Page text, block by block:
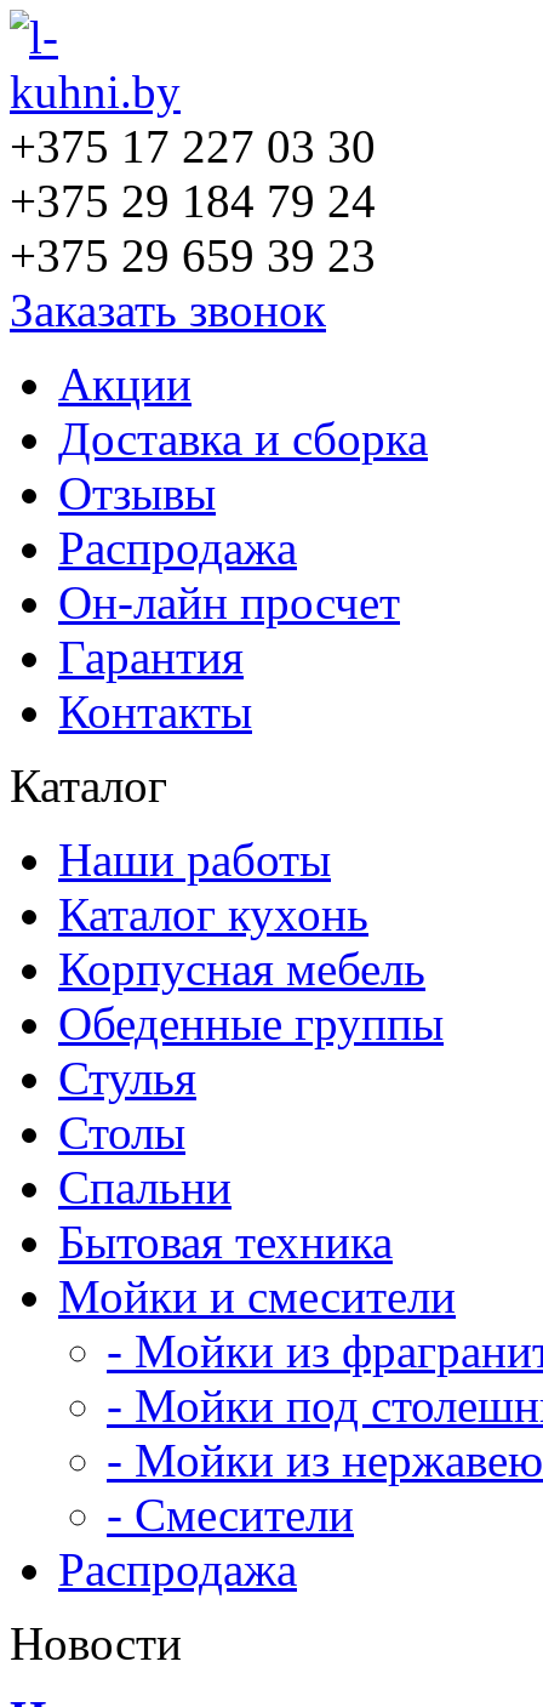
+375 17 227 03 30
+375 29 184 79 24
+375 29 659 39 23
Заказать звонок
Акции
Доставка и сборка
Отзывы
Распродажа
Он-лайн просчет
Гарантия
Контакты
Каталог
Наши работы
Каталог кухонь
Корпусная мебель
Обеденные группы
Стулья
Столы
Спальни
Бытовая техника
Мойки и смесители
- Мойки из
- Мойки под
- Мойки из
- Смесители
Распродажа
Новости